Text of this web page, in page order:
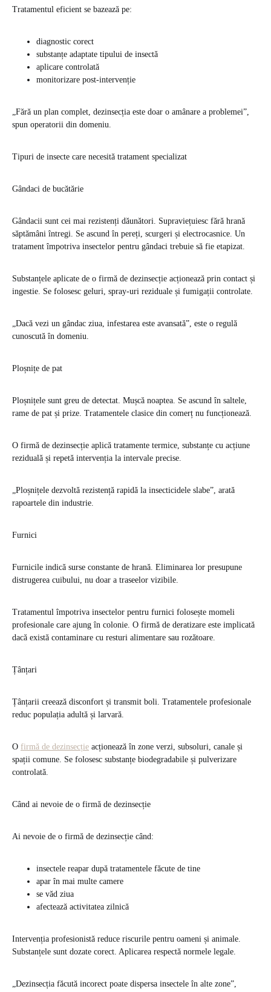
Tratamentul eficient se bazează pe:
diagnostic corect
substanțe adaptate tipului de insectă
aplicare controlată
monitorizare post-intervenție
„Fără un plan complet, dezinsecția este doar o amânare a problemei”,
spun operatorii din domeniu.
Tipuri de insecte care necesită tratament specializat
Gândaci de bucătărie
Gândacii sunt cei mai rezistenți dăunători. Supraviețuiesc fără hrană
săptămâni întregi. Se ascund în pereți, scurgeri și electrocasnice. Un
tratament împotriva insectelor pentru gândaci trebuie să fie etapizat.
Substanțele aplicate de o firmă de dezinsecție acționează prin contact și
ingestie. Se folosesc geluri, spray-uri reziduale și fumigații controlate.
„Dacă vezi un gândac ziua, infestarea este avansată”, este o regulă
cunoscută în domeniu.
Ploșnițe de pat
Ploșnițele sunt greu de detectat. Mușcă noaptea. Se ascund în saltele,
rame de pat și prize. Tratamentele clasice din comerț nu funcționează.
O firmă de dezinsecție aplică tratamente termice, substanțe cu acțiune
reziduală și repetă intervenția la intervale precise.
„Ploșnițele dezvoltă rezistență rapidă la insecticidele slabe”, arată
rapoartele din industrie.
Furnici
Furnicile indică surse constante de hrană. Eliminarea lor presupune
distrugerea cuibului, nu doar a traseelor vizibile.
Tratamentul împotriva insectelor pentru furnici folosește momeli
profesionale care ajung în colonie. O firmă de deratizare este implicată
dacă există contaminare cu resturi alimentare sau rozătoare.
Țânțari
Țânțarii creează disconfort și transmit boli. Tratamentele profesionale
reduc populația adultă și larvară.
O firmă de dezinsecție acționează în zone verzi, subsoluri, canale și
spații comune. Se folosesc substanțe biodegradabile și pulverizare
controlată.
Când ai nevoie de o firmă de dezinsecție
Ai nevoie de o firmă de dezinsecție când:
insectele reapar după tratamentele făcute de tine
apar în mai multe camere
se văd ziua
afectează activitatea zilnică
Intervenția profesionistă reduce riscurile pentru oameni și animale.
Substanțele sunt dozate corect. Aplicarea respectă normele legale.
„Dezinsecția făcută incorect poate dispersa insectele în alte zone”,